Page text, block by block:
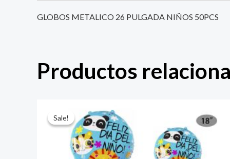
GLOBOS METALICO 26 PULGADA NIÑOS 50PCS
Productos
Sale!
Sale!precio
original
era:
$ 4.000.
precio
actual
es:
$ 2.800.